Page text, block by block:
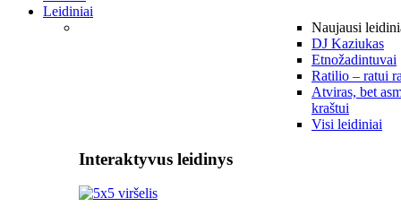
Leidiniai
Naujausi
DJ Kaziukas
Etnožadintuvai
Ratilio – ratui
Atviras, bet
kraštui
Visi leidiniai
Interaktyvus leidinys